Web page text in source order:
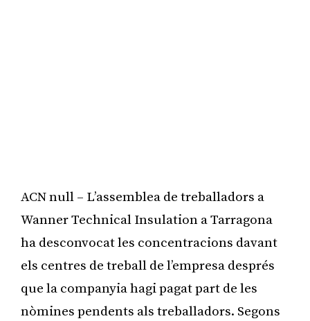
ACN null – L’assemblea de treballadors a
Wanner Technical Insulation a Tarragona
ha desconvocat les concentracions davant
els centres de treball de l’empresa després
que la companyia hagi pagat part de les
nòmines pendents als treballadors. Segons